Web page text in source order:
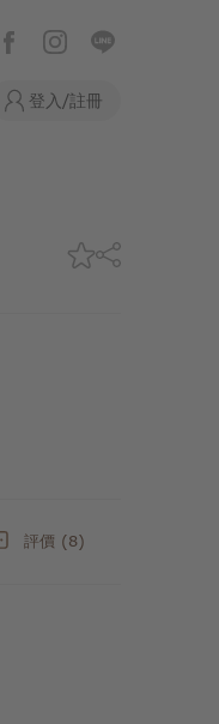
登入/註冊
評價 (8)